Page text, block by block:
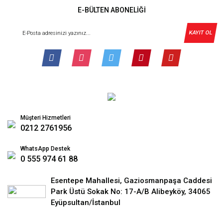
E-BÜLTEN ABONELİĞİ
KAYIT OL
Müşteri Hizmetleri
0212 2761956
WhatsApp Destek
0 555 974 61 88
Esentepe Mahallesi, Gaziosmanpaşa Caddesi
Park Üstü Sokak No: 17-A/B Alibeyköy, 34065
Eyüpsultan/İstanbul